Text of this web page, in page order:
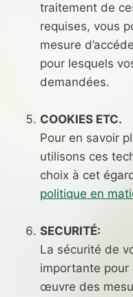
traitement de
requises, vous
mesure
pour lesquels
demandées.
COOKIES ETC.
Pour en savoir
utilisons ces
choix à cet
politique en
SECURITÉ:
La sécurité de
importante pour
œuvre des